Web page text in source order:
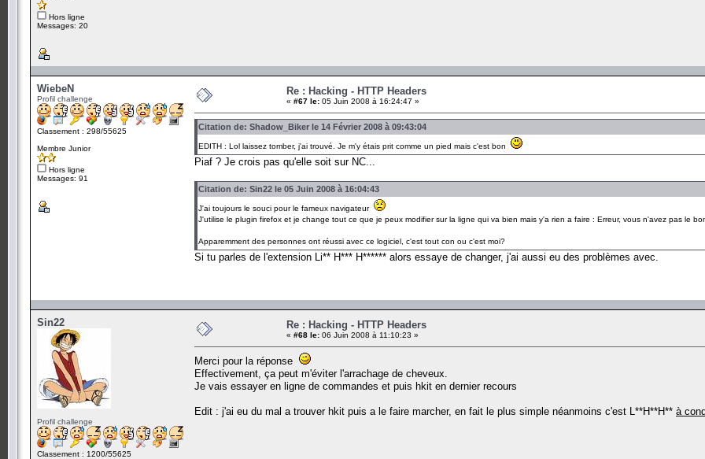
Hors ligne
Messages: 20
WiebeN
Profil challenge
Classement : 298/55625
Membre Junior
Hors ligne
Messages: 91
Re : Hacking - HTTP Headers
« #67 le: 05 Juin 2008 à 16:24:47 »
Citation de: Shadow_Biker le 14 Février 2008 à 09:43:04
EDITH : Lol laissez tomber, j'ai trouvé. Je m'y étais prit comme un pied mais c'est bon
Piaf ? Je crois pas qu'elle soit sur NC...
Citation de: Sin22 le 05 Juin 2008 à 16:04:43
J'ai toujours le souci pour le fameux navigateur
J'utilise le plugin firefox et je change tout ce que je peux modifier sur la ligne qui va bien mais y'a rien a faire : Erreur, vous n'avez pas le
Apparemment des personnes ont réussi avec ce logiciel, c'est tout con ou c'est moi?
Si tu parles de l'extension Li** H*** H****** alors essaye de changer, j'ai aussi eu des problèmes avec.
Sin22
Profil challenge
Classement : 1200/55625
Re : Hacking - HTTP Headers
« #68 le: 06 Juin 2008 à 11:10:23 »
Merci pour la réponse
Effectivement, ça peut m'éviter l'arrachage de cheveux.
Je vais essayer en ligne de commandes et puis hkit en dernier recours
Edit : j'ai eu du mal a trouver hkit puis a le faire marcher, en fait le plus simple néanmoins c'est L**H**H** à